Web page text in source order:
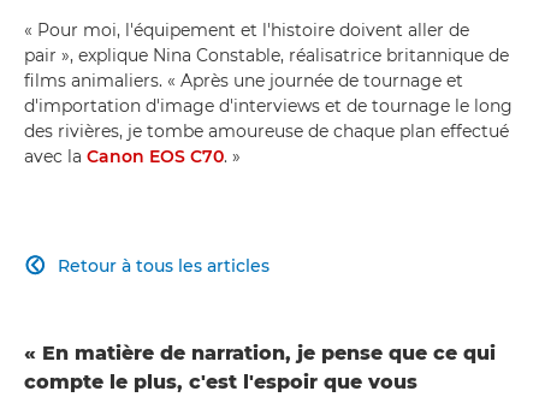
« Pour moi, l'équipement et l'histoire doivent aller de
pair », explique Nina Constable, réalisatrice britannique de
films animaliers. « Après une journée de tournage et
d'importation d'image d'interviews et de tournage le long
des rivières, je tombe amoureuse de chaque plan effectué
avec la Canon EOS C70. »
Retour à tous les articles

« En matière de narration, je pense que ce qui
compte le plus, c'est l'espoir que vous